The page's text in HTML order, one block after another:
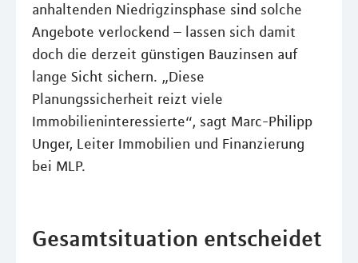
anhaltenden Niedrigzinsphase sind solche
Angebote verlockend – lassen sich damit
doch die derzeit günstigen Bauzinsen auf
lange Sicht sichern. „Diese
Planungssicherheit reizt viele
Immobilieninteressierte“, sagt Marc-Philipp
Unger, Leiter Immobilien und Finanzierung
bei MLP.
Gesamtsituation entscheidet